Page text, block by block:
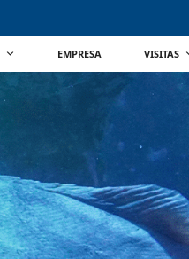
EMPRESA VISITAS